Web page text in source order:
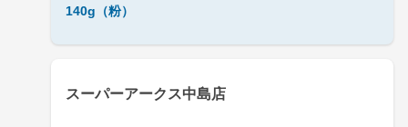
140g（粉）
スーパーアークス中島店